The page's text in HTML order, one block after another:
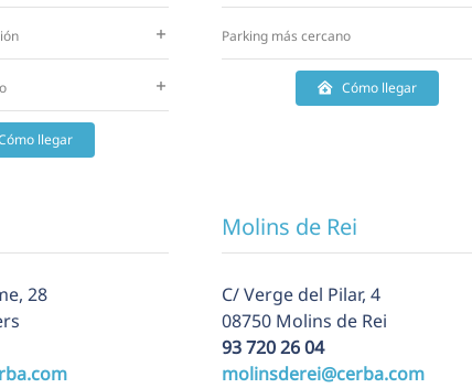
llegar
Parking más cercano
Cómo llegar
28
Molins de Rei
C/ Verge del Pilar, 4
08750 Molins de Rei
93 720 26 04
molinsderei@cerba.com